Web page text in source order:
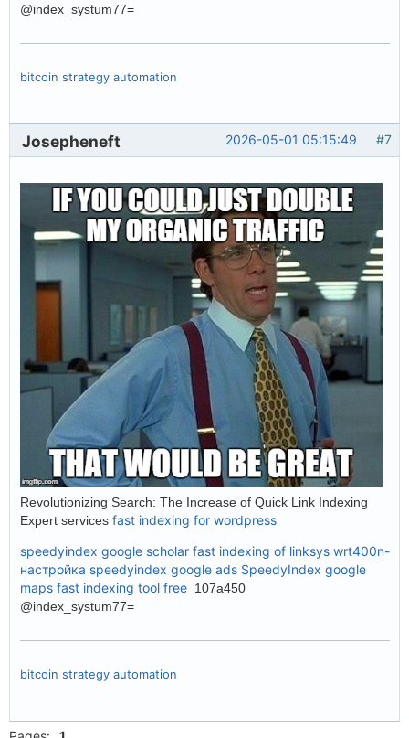
@index_systum77=
bitcoin strategy automation
#7
2026-05-01 05:15:49
Josepheneft
Revolutionizing Search: The Increase of Quick Link Indexing
Expert services fast indexing for wordpress
speedyindex google scholar fast indexing of linksys wrt400n-
настройка speedyindex google ads SpeedyIndex google
maps fast indexing tool free 107a450
@index_systum77=
bitcoin strategy automation